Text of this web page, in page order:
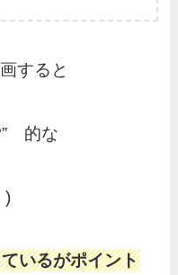
すると
的な
)
いるがポイント